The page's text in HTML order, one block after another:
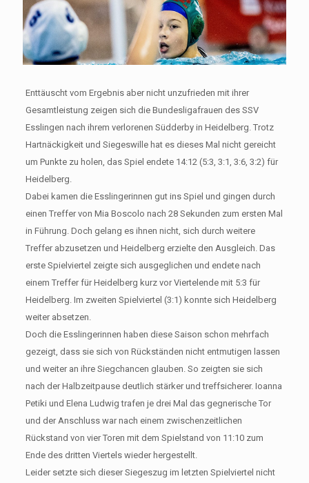
Enttäuscht vom Ergebnis aber nicht unzufrieden mit ihrer
Gesamtleistung zeigen sich die Bundesligafrauen des SSV
Esslingen nach ihrem verlorenen Südderby in Heidelberg. Trotz
Hartnäckigkeit und Siegeswille hat es dieses Mal nicht gereicht
um Punkte zu holen, das Spiel endete 14:12 (5:3, 3:1, 3:6, 3:2) für
Heidelberg.
Dabei kamen die Esslingerinnen gut ins Spiel und gingen durch
einen Treffer von Mia Boscolo nach 28 Sekunden zum ersten Mal
in Führung. Doch gelang es ihnen nicht, sich durch weitere
Treffer abzusetzen und Heidelberg erzielte den Ausgleich. Das
erste Spielviertel zeigte sich ausgeglichen und endete nach
einem Treffer für Heidelberg kurz vor Viertelende mit 5:3 für
Heidelberg. Im zweiten Spielviertel (3:1) konnte sich Heidelberg
weiter absetzen.
Doch die Esslingerinnen haben diese Saison schon mehrfach
gezeigt, dass sie sich von Rückständen nicht entmutigen lassen
und weiter an ihre Siegchancen glauben. So zeigten sie sich
nach der Halbzeitpause deutlich stärker und treffsicherer. Ioanna
Petiki und Elena Ludwig trafen je drei Mal das gegnerische Tor
und der Anschluss war nach einem zwischenzeitlichen
Rückstand von vier Toren mit dem Spielstand von 11:10 zum
Ende des dritten Viertels wieder hergestellt.
Leider setzte sich dieser Siegeszug im letzten Spielviertel nicht